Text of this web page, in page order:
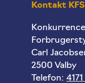
Kontakt
Carl
2500 Valby
Telefon: